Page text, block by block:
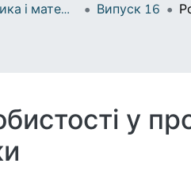
Серія 03. Фізика і математика у вищій і середній школі Випуск 16
у